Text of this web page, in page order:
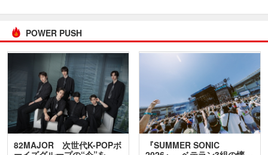
POWER PUSH
82MAJOR 次世代K-POPボ
『SUMMER SONIC